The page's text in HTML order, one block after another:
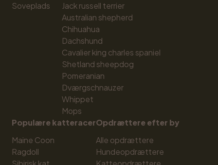
Soveplads
Jack russell terrier
Australian shepherd
Chihuahua
Dachshund
Cavalier king charles spaniel
Shetland sheepdog
Pomeranian
Dværgschnauzer
Whippet
Mops
Populære katteracer
Maine Coon
Ragdoll
Opdrættere efter by
Alle opdrættere
Hundeopdrættere